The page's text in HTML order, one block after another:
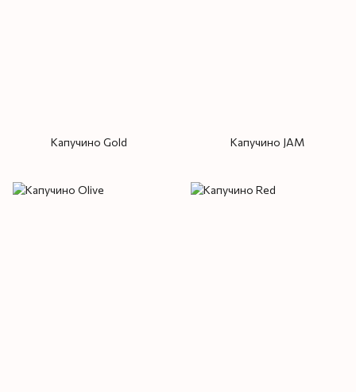
Капучино Gold Капучино JAM